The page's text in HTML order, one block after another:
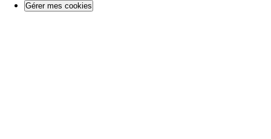
Gérer mes cookies